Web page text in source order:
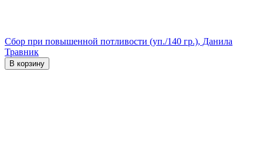
Сбор при повышенной потливости (уп./140 гр.), Данила
Травник
В корзину